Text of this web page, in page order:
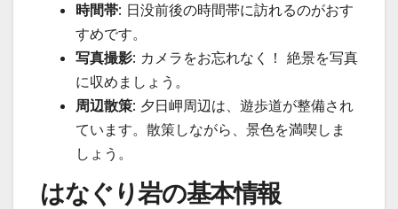
時間帯: 日没前後の時間帯に訪れるのがおす
すめです。
写真撮影: カメラをお忘れなく！ 絶景を写真
に収めましょう。
周辺散策: 夕日岬周辺は、遊歩道が整備され
ています。散策しながら、景色を満喫しま
しょう。
はなぐり岩の基本情報